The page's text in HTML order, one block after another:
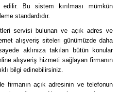
Bu sistem kırılması mümkün
standardıdır.
servisi bulunan ve açık adres ve
alışveriş siteleri günümüzde daha
aklınıza takılan bütün konular
alışveriş hizmeti sağlayan firmanın
bilgi edinebilirsiniz.
firmanın açık adresinin ve telefonun